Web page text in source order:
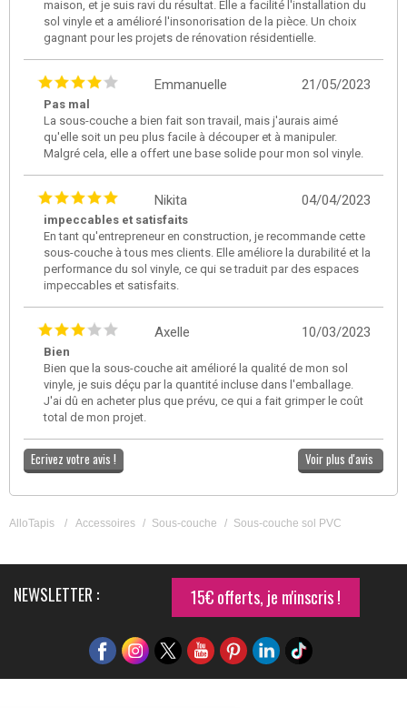
maison, et je suis ravi du résultat. Elle a facilité l'installation du
sol vinyle et a amélioré l'insonorisation de la pièce. Un choix
gagnant pour les projets de rénovation résidentielle.
21/05/2023
Emmanuelle
Pas mal
La sous-couche a bien fait son travail, mais j'aurais aimé
qu'elle soit un peu plus facile à découper et à manipuler.
Malgré cela, elle a offert une base solide pour mon sol vinyle.
04/04/2023
Nikita
impeccables et satisfaits
En tant qu'entrepreneur en construction, je recommande cette
sous-couche à tous mes clients. Elle améliore la durabilité et la
performance du sol vinyle, ce qui se traduit par des espaces
impeccables et satisfaits.
10/03/2023
Axelle
Bien
Bien que la sous-couche ait amélioré la qualité de mon sol
vinyle, je suis déçu par la quantité incluse dans l'emballage.
J'ai dû en acheter plus que prévu, ce qui a fait grimper le coût
total de mon projet.
Ecrivez votre avis ! Voir plus d'avis
AlloTapis / Accessoires / Sous-couche / Sous-couche sol PVC
NEWSLETTER : 15€ offerts, je m'inscris !